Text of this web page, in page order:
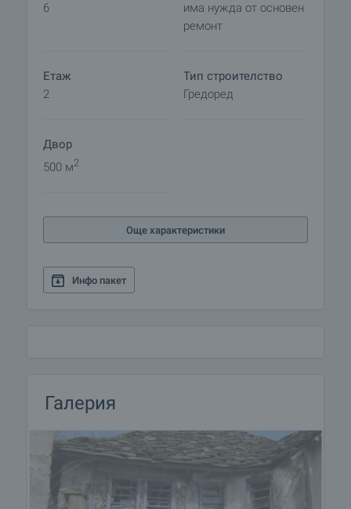
6
има нужда от основен
ремонт
Етаж
2
Тип строителство
Гредоред
Двор
500 м2
Още характеристики
Инфо пакет
Галерия